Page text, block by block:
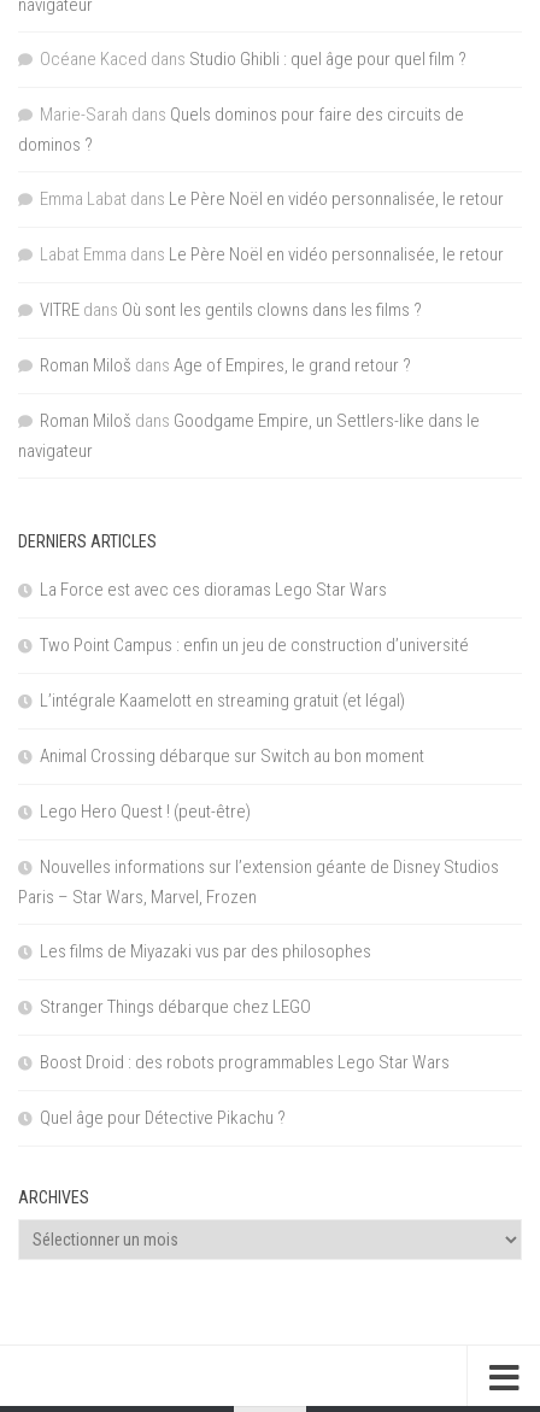
navigateur
Océane Kaced dans Studio Ghibli : quel âge pour quel film ?
Marie-Sarah dans Quels dominos pour faire des circuits de
dominos ?
Emma Labat dans Le Père Noël en vidéo personnalisée, le retour
Labat Emma dans Le Père Noël en vidéo personnalisée, le retour
VITRE dans Où sont les gentils clowns dans les films ?
Roman Miloš dans Age of Empires, le grand retour ?
Roman Miloš dans Goodgame Empire, un Settlers-like dans le
navigateur
DERNIERS ARTICLES
La Force est avec ces dioramas Lego Star Wars
Two Point Campus : enfin un jeu de construction d’université
L’intégrale Kaamelott en streaming gratuit (et légal)
Animal Crossing débarque sur Switch au bon moment
Lego Hero Quest ! (peut-être)
Nouvelles informations sur l’extension géante de Disney Studios
Paris – Star Wars, Marvel, Frozen
Les films de Miyazaki vus par des philosophes
Stranger Things débarque chez LEGO
Boost Droid : des robots programmables Lego Star Wars
Quel âge pour Détective Pikachu ?
ARCHIVES
Archives